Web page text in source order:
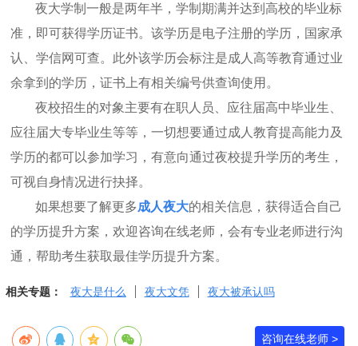
夜大学制一般是两年半，学制期满并达到高校的毕业标
准，即可获得学历证书。该学历是电子注册的学历，国家承
认、学信网可查。此外该学历会标注是成人高等教育通过业
余拿到的学历，证书上有相关编号供查询使用。
夜校招生的对象主要有在职人员、应往届高中毕业生、
应往届大专毕业生等等，一切想要通过成人教育提高能力及
学历的都可以参加学习，有意向通过夜校提升学历的考生，
可视自身情况进行抉择。
如果想要了解更多成人夜大的相关信息，获得适合自己
的学历提升方案，欢迎咨询在线老师，会有专业老师进行沟
通，帮助考生获取最佳学历提升方案。
相关专题： 夜大是什么 夜大文凭 夜大被承认吗
咨询在线老师 >